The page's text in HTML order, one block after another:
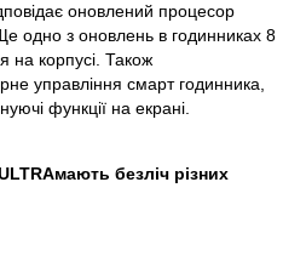
оновлений процесор
одно з оновлень в годинниках 8
на корпусі. Також
управління смарт годинника,
функції на екрані.
безліч різних